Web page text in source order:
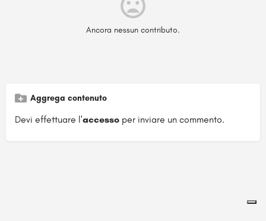
Ancora nessun contributo.
Aggrega contenuto
Devi effettuare l'accesso per inviare un commento.